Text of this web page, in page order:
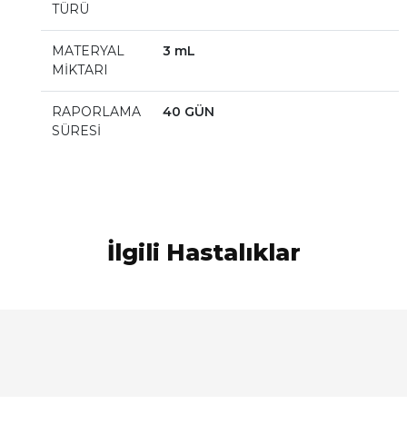
TÜRÜ
MATERYAL
MİKTARI
3 mL
RAPORLAMA
SÜRESİ
40 GÜN
İlgili Hastalıklar